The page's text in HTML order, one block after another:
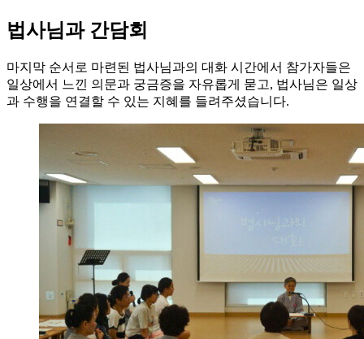
법사님과 간담회
마지막 순서로 마련된 법사님과의 대화 시간에서 참가자들은
일상에서 느낀 의문과 궁금증을 자유롭게 묻고, 법사님은 일상
과 수행을 연결할 수 있는 지혜를 들려주셨습니다.